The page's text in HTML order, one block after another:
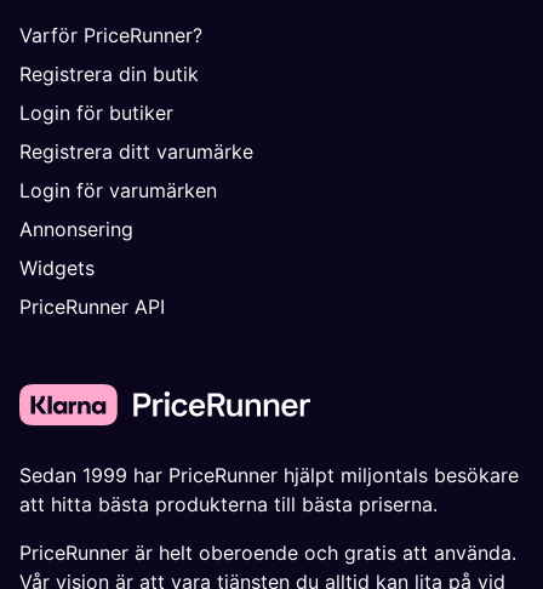
Varför PriceRunner?
Registrera din butik
Login för butiker
Registrera ditt varumärke
Login för varumärken
Annonsering
Widgets
PriceRunner API
Sedan 1999 har PriceRunner hjälpt miljontals besökare
att hitta bästa produkterna till bästa priserna.
PriceRunner är helt oberoende och gratis att använda.
Vår vision är att vara tjänsten du alltid kan lita på vid